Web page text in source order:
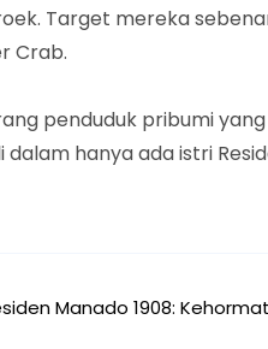
Target mereka
Crab.
penduduk pribumi
hanya ada istri
Manado 1908: